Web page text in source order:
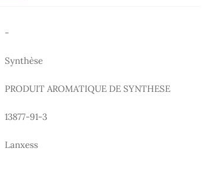
-
Synthèse
PRODUIT AROMATIQUE DE SYNTHESE
13877-91-3
Lanxess